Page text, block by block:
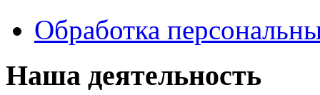
Обработка
Наша деятельность